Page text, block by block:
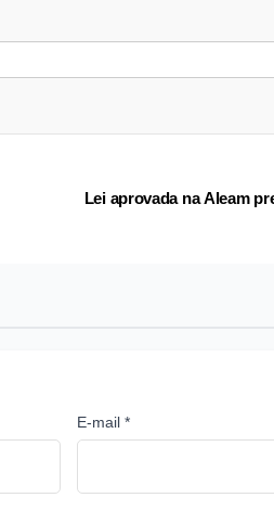
Lei aprovada na Aleam
E-mail *